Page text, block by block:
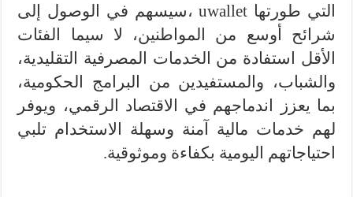
التي طورتها uwallet ،سيسهم في الوصول إلى
شرائح أوسع من المواطنين، لا سيما الفئات
الأقل استفادة من الخدمات المصرفية التقليدية،
والشباب، والمستفيدين من البرامج الحكومية،
بما يعزز اندماجهم في الاقتصاد الرقمي، ويوفر
لهم خدمات مالية آمنة وسهلة الاستخدام تلبي
احتياجاتهم اليومية بكفاءة وموثوقية.